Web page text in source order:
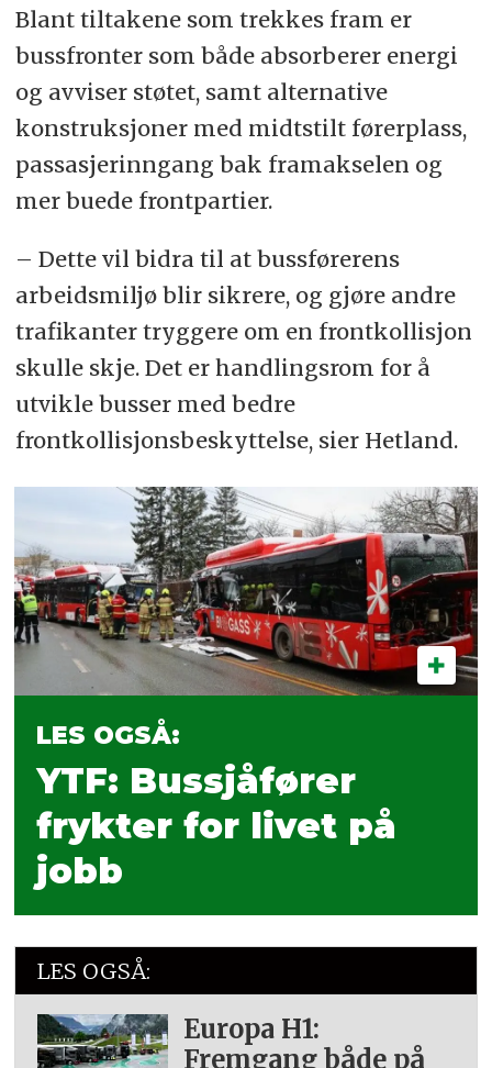
Blant tiltakene som trekkes fram er
bussfronter som både absorberer energi
og avviser støtet, samt alternative
konstruksjoner med midtstilt førerplass,
passasjerinngang bak framakselen og
mer buede frontpartier.
– Dette vil bidra til at bussførerens
arbeidsmiljø blir sikrere, og gjøre andre
trafikanter tryggere om en frontkollisjon
skulle skje. Det er handlingsrom for å
utvikle busser med bedre
frontkollisjonsbeskyttelse, sier Hetland.
LES OGSÅ:
YTF: Bussjåfører
frykter for livet på
jobb
LES OGSÅ:
Europa H1:
Fremgang både på